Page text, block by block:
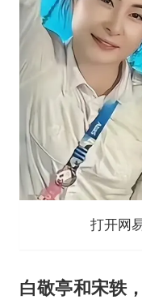
打开网
白敬亭和宋轶